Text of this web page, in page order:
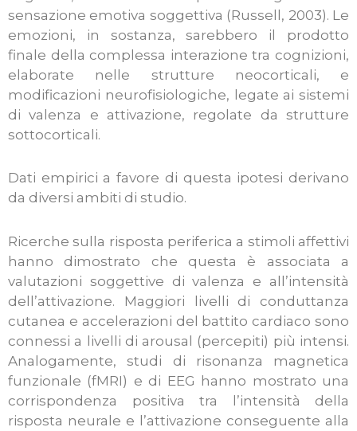
sensazione emotiva soggettiva (Russell, 2003). Le
emozioni, in sostanza, sarebbero il prodotto
finale della complessa interazione tra cognizioni,
elaborate nelle strutture neocorticali, e
modificazioni neurofisiologiche, legate ai sistemi
di valenza e attivazione, regolate da strutture
sottocorticali.
Dati empirici a favore di questa ipotesi derivano
da diversi ambiti di studio.
Ricerche sulla risposta periferica a stimoli affettivi
hanno dimostrato che questa è associata a
valutazioni soggettive di valenza e all’intensità
dell’attivazione. Maggiori livelli di conduttanza
cutanea e accelerazioni del battito cardiaco sono
connessi a livelli di arousal (percepiti) più intensi.
Analogamente, studi di risonanza magnetica
funzionale (fMRI) e di EEG hanno mostrato una
corrispondenza positiva tra l’intensità della
risposta neurale e l’attivazione conseguente alla